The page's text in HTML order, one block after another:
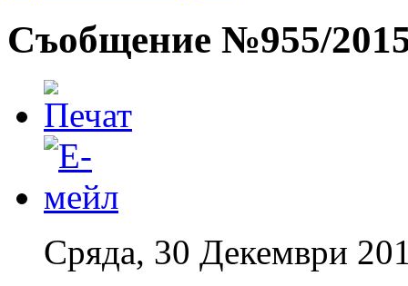
Съобщение №955/
Сряда, 30 Декември